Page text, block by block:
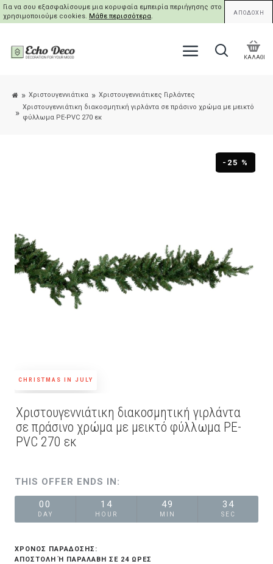
Για να σου εξασφαλίσουμε μια κορυφαία εμπειρία περιήγησης στο site μας,
χρησιμοποιούμε cookies. Μάθε περισσότερα. ΑΠΟΔΟΧΗ
ΚΑΛΑΘΙ
Χριστουγεννιάτικα
Χριστουγεννιάτικες Γιρλάντες
Xριστουγεννιάτικη διακοσμητική γιρλάντα σε πράσινο χρώμα με μεικτό
φύλλωμα PE-PVC 270 εκ
CHRISTMAS IN JULY
-25 %
Xριστουγεννιάτικη διακοσμητική γιρλάντα
σε πράσινο χρώμα με μεικτό φύλλωμα PE-
PVC 270 εκ
THIS OFFER ENDS IN:
00
DAY
14
HOUR
49
MIN
34
SEC
ΧΡΟΝΟΣ ΠΑΡΑΔΟΣΗΣ:
ΑΠΟΣΤΟΛΉ Ή ΠΑΡΑΛΑΒΉ ΣΕ 24 ΏΡΕΣ